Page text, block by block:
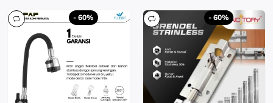
- 60% - 60%